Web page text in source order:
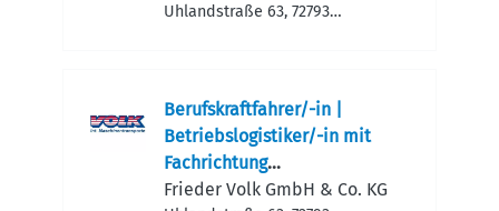
Fachrichtung Montage und
Uhlandstraße 63, 72793
Berufskraftfahrer/-in |
Betriebslogistiker/-in mit
Fachrichtung
Maschinenlogistik und
Frieder Volk GmbH & Co. KG